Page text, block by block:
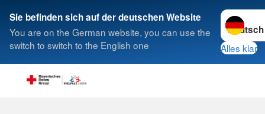
Sie befinden sich auf der deutschen Website
You are on the German website, you can use the
switch to switch to the English one
Sprache
Alles klar
Suche